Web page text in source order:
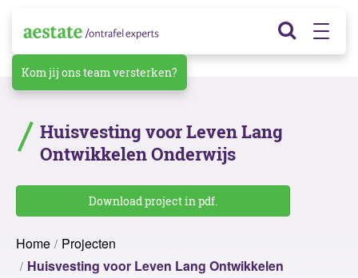
Kom jij ons team versterken?
Huisvesting voor Leven Lang
Ontwikkelen Onderwijs
Download project in pdf.
Home
Projecten
Huisvesting voor Leven Lang Ontwikkelen